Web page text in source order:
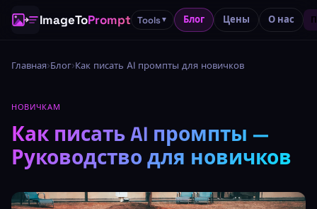
ImageToPrompt Tools▼ Блог Цены О нас
Главная›Блог›Как писать AI промпты для новичков
НОВИЧКАМ
Как писать AI промпты —
Руководство для новичков